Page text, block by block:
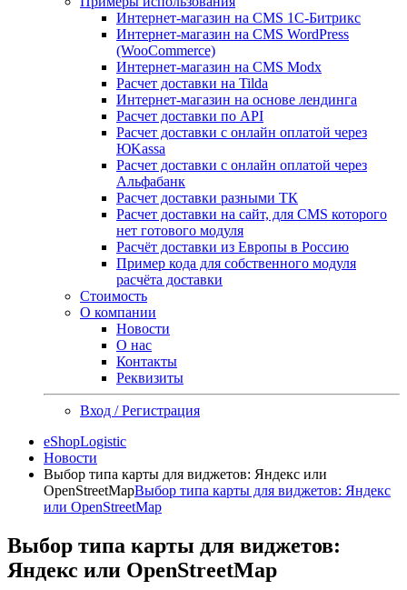
Интернет-магазин на CMS 1С-Битрикс
Интернет-магазин на CMS WordPress
(WooCommerce)
Интернет-магазин на CMS Modx
Расчет доставки на Tilda
Интернет-магазин на основе лендинга
Расчет доставки по API
Расчет доставки с онлайн оплатой через
ЮKassa
Расчет доставки с онлайн оплатой через
Альфабанк
Расчет доставки разными ТК
Расчет доставки на сайт, для CMS которого
нет готового модуля
Расчёт доставки из Европы в Россию
Пример кода для собственного модуля
расчёта доставки
Стоимость
О компании
Новости
О нас
Контакты
Реквизиты
Вход / Регистрация
eShopLogistic
Новости
Выбор типа карты для виджетов: Яндекс или
OpenStreetMapВыбор типа карты для виджетов: Яндекс
или OpenStreetMap
Выбор типа карты для виджетов:
Яндекс или OpenStreetMap